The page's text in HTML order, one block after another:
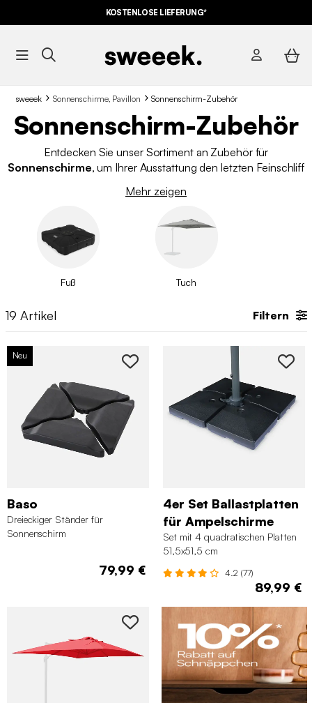
KOSTENLOSE LIEFERUNG*
sweeek Sonnenschirme, Pavillon Sonnenschirm-Zubehör
Sonnenschirm-Zubehör
Entdecken Sie unser Sortiment an Zubehör für
Sonnenschirme, um Ihrer Ausstattung den letzten Feinschliff
Sonnenschirm? Oder einen Sonnenschirmständer? Vielleicht
vor Witterung zu schützen? Zögern Sie nicht länger, werfen
Sie einen Blick auf unser Sortiment zu Bestpreisen und lassen
Sie sich in Versuchung bringen.
Mehr zeigen
Fuß Tuch
19 Artikel Filtern
Neu
Baso
Dreieckiger Ständer für
Sonnenschirm
79,99 €
4er Set Ballastplatten
für Ampelschirme
Set mit 4 quadratischen Platten
51,5x51,5 cm
4.2 (77)
89,99 €